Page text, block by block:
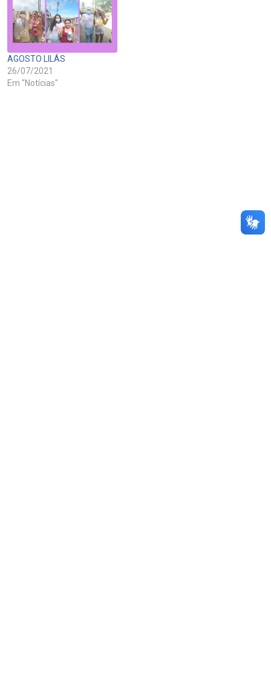
vínculos, estabelecendo os
vínculos afetivos mais
próximos durante os seus
primeiros anos de vida. O…
AGOSTO LILÁS
26/07/2021
Em "Notícias"